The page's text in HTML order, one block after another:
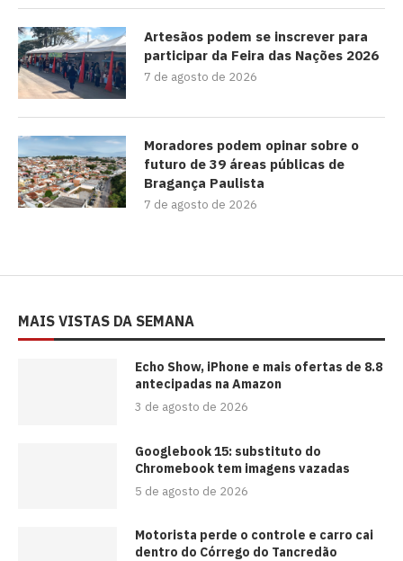
Artesãos podem se inscrever para
participar da Feira das Nações 2026
7 de agosto de 2026
Moradores podem opinar sobre o
futuro de 39 áreas públicas de
Bragança Paulista
7 de agosto de 2026
MAIS VISTAS DA SEMANA
Echo Show, iPhone e mais ofertas de 8.8
antecipadas na Amazon
3 de agosto de 2026
Googlebook 15: substituto do
Chromebook tem imagens vazadas
5 de agosto de 2026
Motorista perde o controle e carro cai
dentro do Córrego do Tancredão